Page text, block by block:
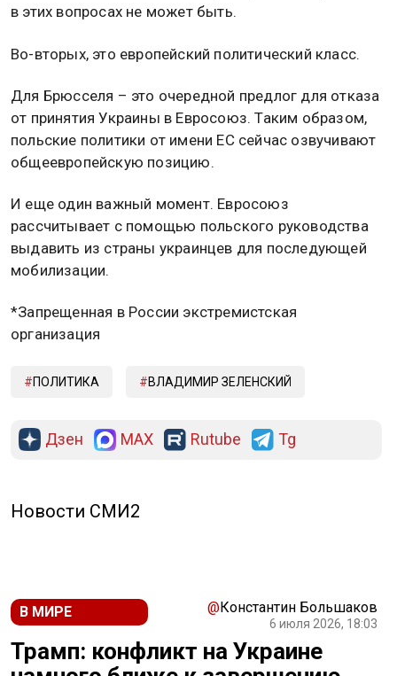
в этих вопросах не может быть.
Во-вторых, это европейский политический класс.
Для Брюсселя – это очередной предлог для отказа
от принятия Украины в Евросоюз. Таким образом,
польские политики от имени ЕС сейчас озвучивают
общеевропейскую позицию.
И еще один важный момент. Евросоюз
рассчитывает с помощью польского руководства
выдавить из страны украинцев для последующей
мобилизации.
*Запрещенная в России экстремистская
организация
ПОЛИТИКА ВЛАДИМИР ЗЕЛЕНСКИЙ
Дзен MAX Rutube Tg
Новости СМИ2
В МИРЕ @Константин Большаков
6 июля 2026, 18:03
Трамп: конфликт на Украине